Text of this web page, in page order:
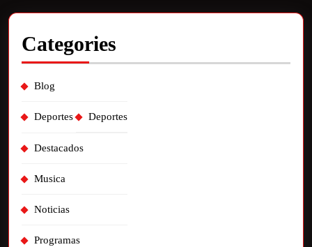
Categories
Blog
Deportes Deportes
Destacados
Musica
Noticias
Programas